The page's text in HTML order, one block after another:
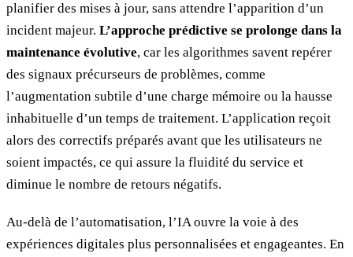
planifier des mises à jour, sans attendre l’apparition d’un
incident majeur. L’approche prédictive se prolonge dans la
maintenance évolutive, car les algorithmes savent repérer
des signaux précurseurs de problèmes, comme
l’augmentation subtile d’une charge mémoire ou la hausse
inhabituelle d’un temps de traitement. L’application reçoit
alors des correctifs préparés avant que les utilisateurs ne
soient impactés, ce qui assure la fluidité du service et
diminue le nombre de retours négatifs.
Au-delà de l’automatisation, l’IA ouvre la voie à des
expériences digitales plus personnalisées et engageantes. En